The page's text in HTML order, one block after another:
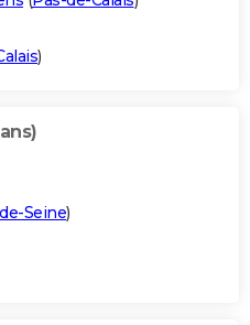
)
Seine)